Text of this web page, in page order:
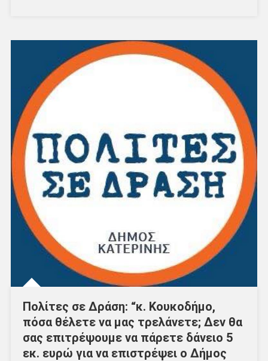
Πολίτες σε Δράση: “κ. Κουκοδήμο,
πόσα θέλετε να μας τρελάνετε; Δεν θα
σας επιτρέψουμε να πάρετε δάνειο 5
εκ. ευρώ για να επιστρέψει ο Δήμος